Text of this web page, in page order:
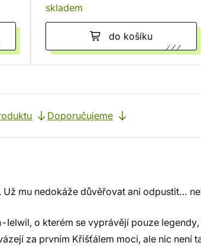
skladem
do košíku
Doporučujeme
mu nedokáže důvěřovat ani odpustit…
Ielwil, o kterém se vyprávějí pouze
za prvním Křišťálem moci, ale nic není